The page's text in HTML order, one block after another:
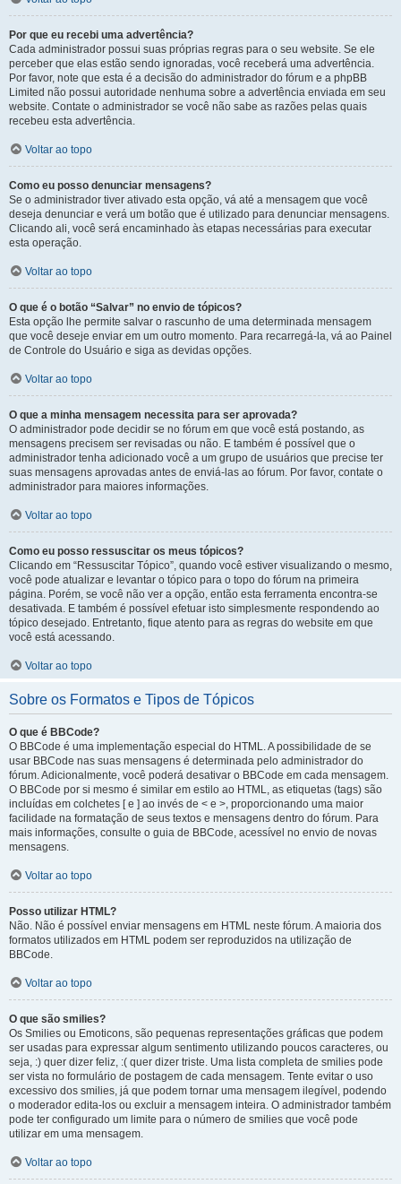
Por que eu recebi uma advertência?
Cada administrador possui suas próprias regras para o seu website. Se ele
perceber que elas estão sendo ignoradas, você receberá uma advertência.
Por favor, note que esta é a decisão do administrador do fórum e a phpBB
Limited não possui autoridade nenhuma sobre a advertência enviada em seu
website. Contate o administrador se você não sabe as razões pelas quais
recebeu esta advertência.
Voltar ao topo
Como eu posso denunciar mensagens?
Se o administrador tiver ativado esta opção, vá até a mensagem que você
deseja denunciar e verá um botão que é utilizado para denunciar mensagens.
Clicando ali, você será encaminhado às etapas necessárias para executar
esta operação.
Voltar ao topo
O que é o botão “Salvar” no envio de tópicos?
Esta opção lhe permite salvar o rascunho de uma determinada mensagem
que você deseje enviar em um outro momento. Para recarregá-la, vá ao Painel
de Controle do Usuário e siga as devidas opções.
Voltar ao topo
O que a minha mensagem necessita para ser aprovada?
O administrador pode decidir se no fórum em que você está postando, as
mensagens precisem ser revisadas ou não. E também é possível que o
administrador tenha adicionado você a um grupo de usuários que precise ter
suas mensagens aprovadas antes de enviá-las ao fórum. Por favor, contate o
administrador para maiores informações.
Voltar ao topo
Como eu posso ressuscitar os meus tópicos?
Clicando em “Ressuscitar Tópico”, quando você estiver visualizando o mesmo,
você pode atualizar e levantar o tópico para o topo do fórum na primeira
página. Porém, se você não ver a opção, então esta ferramenta encontra-se
desativada. E também é possível efetuar isto simplesmente respondendo ao
tópico desejado. Entretanto, fique atento para as regras do website em que
você está acessando.
Voltar ao topo
Sobre os Formatos e Tipos de Tópicos
O que é BBCode?
O BBCode é uma implementação especial do HTML. A possibilidade de se
usar BBCode nas suas mensagens é determinada pelo administrador do
fórum. Adicionalmente, você poderá desativar o BBCode em cada mensagem.
O BBCode por si mesmo é similar em estilo ao HTML, as etiquetas (tags) são
incluídas em colchetes [ e ] ao invés de < e >, proporcionando uma maior
facilidade na formatação de seus textos e mensagens dentro do fórum. Para
mais informações, consulte o guia de BBCode, acessível no envio de novas
mensagens.
Voltar ao topo
Posso utilizar HTML?
Não. Não é possível enviar mensagens em HTML neste fórum. A maioria dos
formatos utilizados em HTML podem ser reproduzidos na utilização de
BBCode.
Voltar ao topo
O que são smilies?
Os Smilies ou Emoticons, são pequenas representações gráficas que podem
ser usadas para expressar algum sentimento utilizando poucos caracteres, ou
seja, :) quer dizer feliz, :( quer dizer triste. Uma lista completa de smilies pode
ser vista no formulário de postagem de cada mensagem. Tente evitar o uso
excessivo dos smilies, já que podem tornar uma mensagem ilegível, podendo
o moderador edita-los ou excluir a mensagem inteira. O administrador também
pode ter configurado um limite para o número de smilies que você pode
utilizar em uma mensagem.
Voltar ao topo